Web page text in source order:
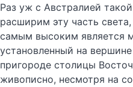
Раз уж с Австралией
расширим эту часть
самым высоким является
установленный на
пригороде столицы
живописно, несмотря на